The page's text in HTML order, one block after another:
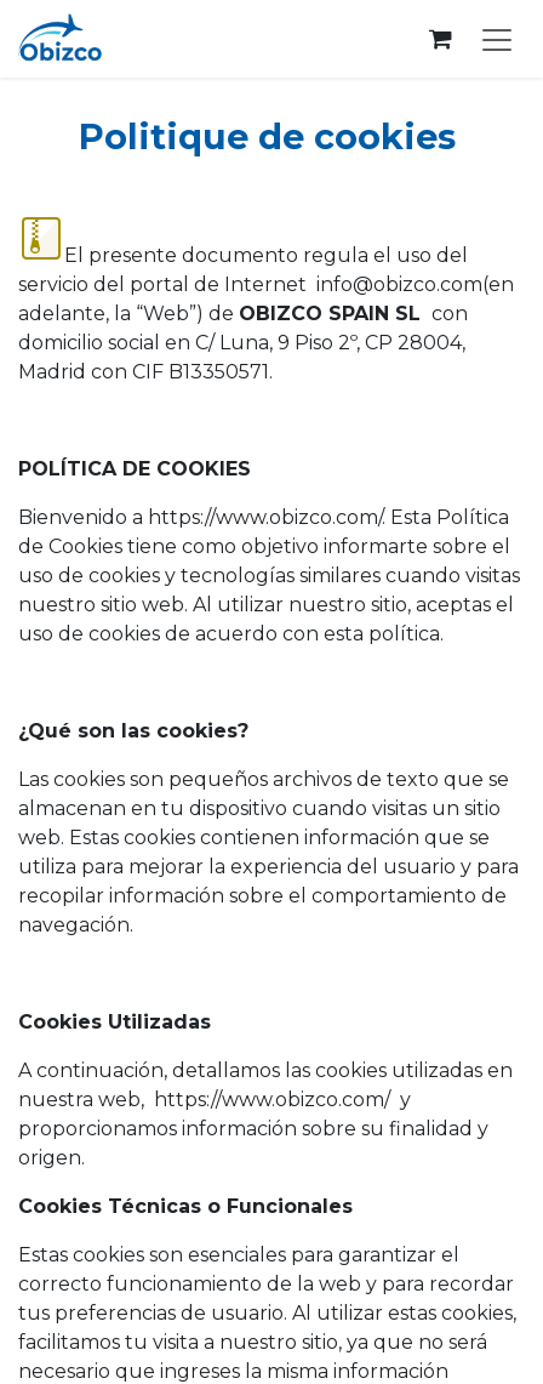
Se rendre au contenu
Politique de cookies
El presente documento regula el uso del
servicio del portal de Internet info@obizco.com(en
adelante, la “Web”) de OBIZCO SPAIN SL con
domicilio social en C/ Luna, 9 Piso 2º, CP 28004,
Madrid con CIF B13350571.
POLÍTICA DE COOKIES
Bienvenido a https://www.obizco.com/. Esta Política
de Cookies tiene como objetivo informarte sobre el
uso de cookies y tecnologías similares cuando visitas
nuestro sitio web. Al utilizar nuestro sitio, aceptas el
uso de cookies de acuerdo con esta política.
¿Qué son las cookies?
Las cookies son pequeños archivos de texto que se
almacenan en tu dispositivo cuando visitas un sitio
web. Estas cookies contienen información que se
utiliza para mejorar la experiencia del usuario y para
recopilar información sobre el comportamiento de
navegación.
Cookies Utilizadas
A continuación, detallamos las cookies utilizadas en
nuestra web, https://www.obizco.com/ y
proporcionamos información sobre su finalidad y
origen.
Cookies Técnicas o Funcionales
Estas cookies son esenciales para garantizar el
correcto funcionamiento de la web y para recordar
tus preferencias de usuario. Al utilizar estas cookies,
facilitamos tu visita a nuestro sitio, ya que no será
necesario que ingreses la misma información